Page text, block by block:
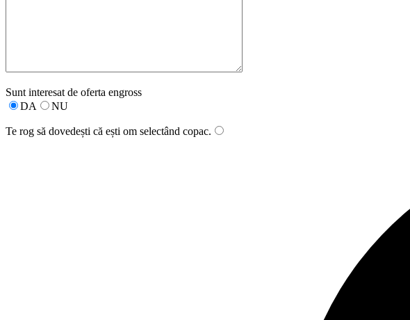
Sunt interesat de oferta engross
DA
NU
Te rog să dovedești că ești om selectând copac.